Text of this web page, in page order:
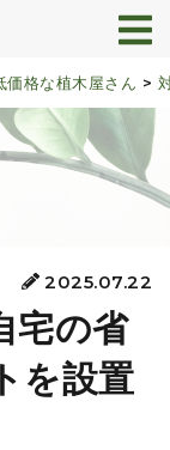
価格な植木屋さん >
2025.07.22
宅の省
を設置